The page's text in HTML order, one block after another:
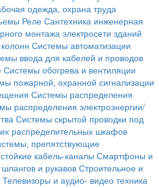
одежда, охрана труда
Реле Сантехника инженерная
монтажа электросети зданий
Системы автоматизации
ввода для кабелей и проводов
Системы обогрева и вентиляции
пожарной, охранной сигнализации
Системы распределения
распределения электроэнергии/
Системы скрытой проводки под
распределительных шкафов
препятствующие
кабель-каналы Смартфоны и
и рукавов Строительное и
Телевизоры и аудио- видео техника